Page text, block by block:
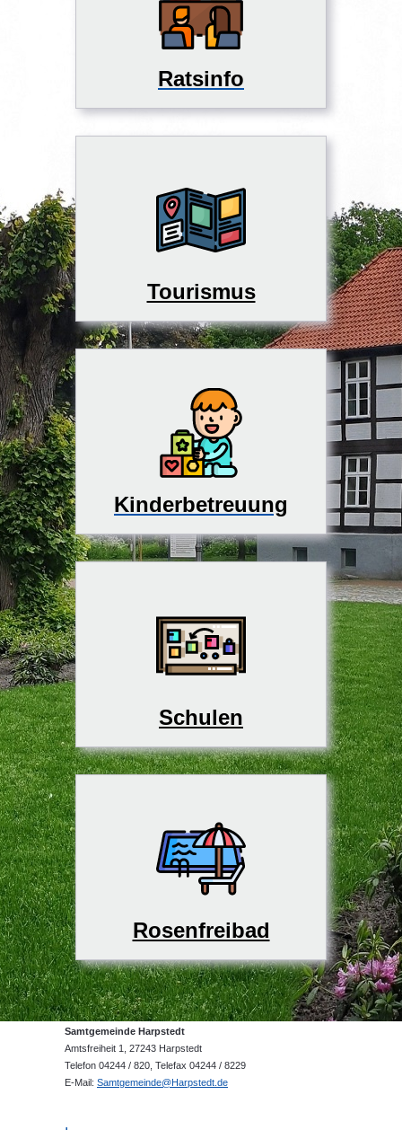
Ratsinfo
Tourismus
Kinderbetreuung
Schulen
Rosenfreibad
Samtgemeinde Harpstedt
Amtsfreiheit 1, 27243 Harpstedt
Telefon 04244 / 820, Telefax 04244 / 8229
E-Mail: Samtgemeinde@Harpstedt.de